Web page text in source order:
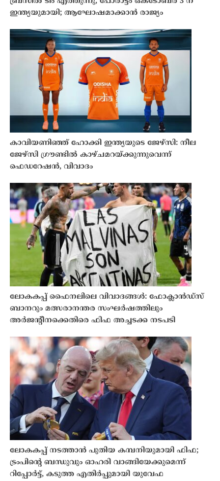
ഇന്ത്യയുമായി; ആഘോഷമാക്കാൻ രാജ്യം
കാവിയണിഞ്ഞ് ഹോക്കി ഇന്ത്യയുടെ ജേഴ്സി: നീല
ജേഴ്സി ഗ്രൗണ്ടിൽ കാഴ്ചമറയ്ക്കുന്നുവെന്ന്
ഫെഡറേഷൻ, വിവാദം
ലോകകപ്പ് ഫൈനലിലെ വിവാദങ്ങൾ: ഫോക്ലാൻഡ്‌സ്
ബാനറും മത്സരാനന്തര സംഘർഷത്തിലും
അർജന്റീനക്കെതിരെ ഫിഫ അച്ചടക്ക നടപടി
ലോകകപ്പ് നടത്താൻ പുതിയ കമ്പനിയുമായി ഫിഫ;
ട്രംപിന്റെ ബന്ധുവും ഓഹരി വാങ്ങിയേക്കുമെന്ന്
റിപ്പോർട്ട്, കടുത്ത എതിർപ്പുമായി യുവേഫ